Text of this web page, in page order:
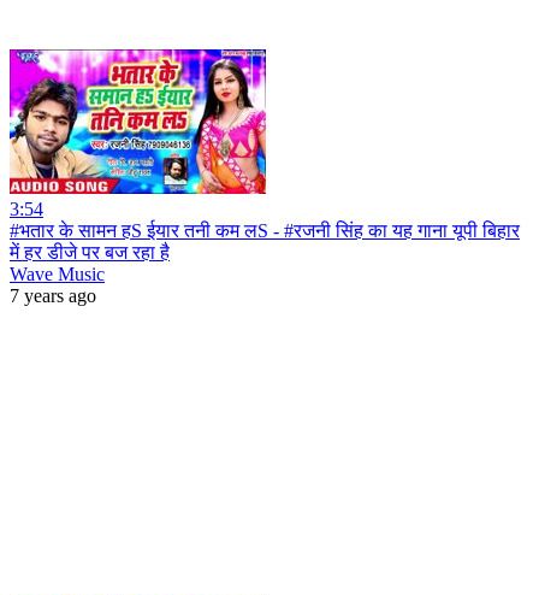
3:54
#भतार के सामन हS ईयार तनी कम लS - #रजनी सिंह का यह गाना यूपी बिहार
में हर डीजे पर बज रहा है
Wave Music
7 years ago